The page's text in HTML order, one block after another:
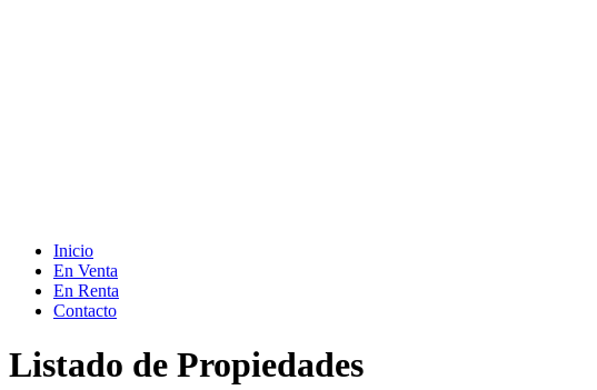
Inicio
En Venta
En Renta
Contacto
Listado de Propiedades